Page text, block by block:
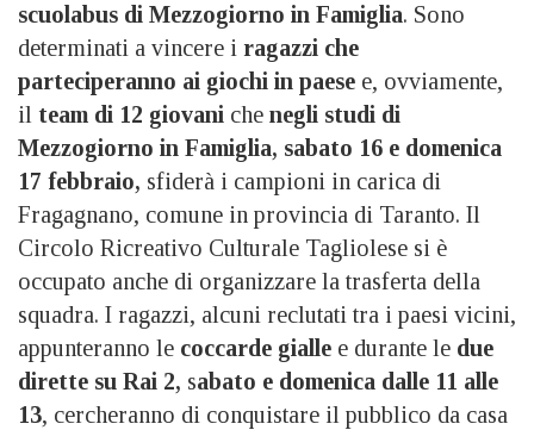
scuolabus di Mezzogiorno in Famiglia. Sono
determinati a vincere i ragazzi che
parteciperanno ai giochi in paese e, ovviamente,
il team di 12 giovani che negli studi di
Mezzogiorno in Famiglia, sabato 16 e domenica
17 febbraio, sfiderà i campioni in carica di
Fragagnano, comune in provincia di Taranto. Il
Circolo Ricreativo Culturale Tagliolese si è
occupato anche di organizzare la trasferta della
squadra. I ragazzi, alcuni reclutati tra i paesi vicini,
appunteranno le coccarde gialle e durante le due
dirette su Rai 2, sabato e domenica dalle 11 alle
13, cercheranno di conquistare il pubblico da casa